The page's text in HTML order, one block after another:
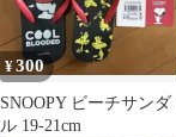
¥300
SNOOPY ビーチサンダ
ル 19-21cm